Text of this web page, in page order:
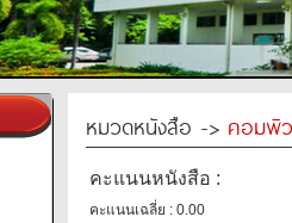
หมวดหนังสือ -> คอมพิ
คะแนนหนังสือ :
คะแนนเฉลี่ย : 0.00